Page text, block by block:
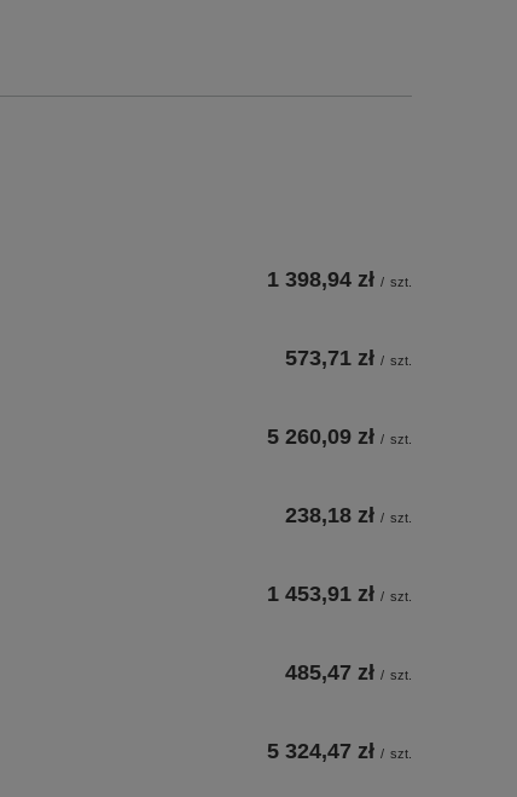
1 398,94 zł / szt.
573,71 zł / szt.
5 260,09 zł / szt.
238,18 zł / szt.
1 453,91 zł / szt.
485,47 zł / szt.
5 324,47 zł / szt.